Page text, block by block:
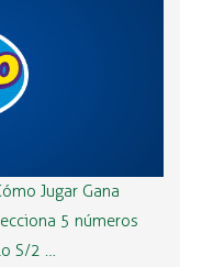
Jugar Gana
5 números
S/2 …